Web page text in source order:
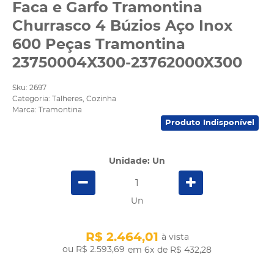
Faca e Garfo Tramontina
Churrasco 4 Búzios Aço Inox
600 Peças Tramontina
23750004X300-23762000X300
Sku: 2697
Categoria:
Talheres Cozinha
Marca:
Tramontina
Produto Indisponível
Unidade: Un
Un
R$ 2.593,69
R$ 2.464,01
à vista
em 6x de R$ 432,28